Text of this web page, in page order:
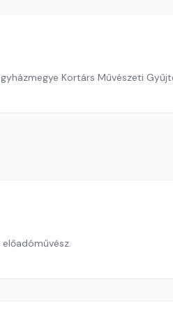
Kortárs Művészeti